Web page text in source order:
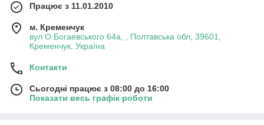
Працює з 11.01.2010
м. Кременчук
вул О.Богаевського 64а, , Полтавська обл, 39601,
Кременчук, Україна
Контакти
Сьогодні працює з 08:00 до 16:00
Показати весь графік роботи